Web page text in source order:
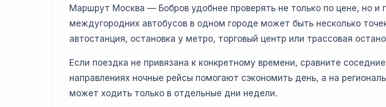
Маршрут Москва — Бобров удобнее проверять не только по цене, но и
междугородних автобусов в одном городе может быть несколько
автостанция, остановка у метро, торговый центр или трассовая
Если поездка не привязана к конкретному времени, сравните
направлениях ночные рейсы помогают сэкономить день, а на
может ходить только в отдельные дни недели.